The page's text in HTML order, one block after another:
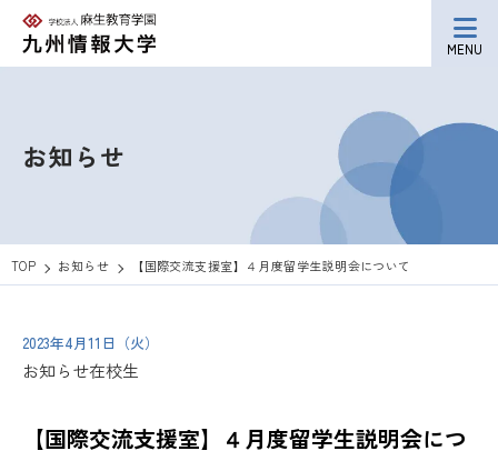
MENU
お知らせ
TOP お知らせ 【国際交流支援室】４月度留学生説明会について
2023年4月11日（火）
お知らせ在校生
【国際交流支援室】４月度留学生説明会につ